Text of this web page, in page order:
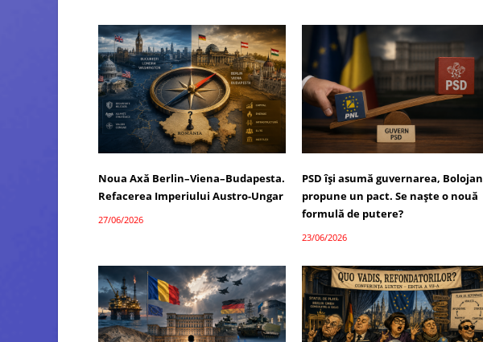
Noua Axă Berlin–Viena–Budapesta.
Refacerea Imperiului Austro-Ungar
27/06/2026
PSD își asumă guvernarea, Bolojan
propune un pact. Se naște o nouă
formulă de putere?
23/06/2026